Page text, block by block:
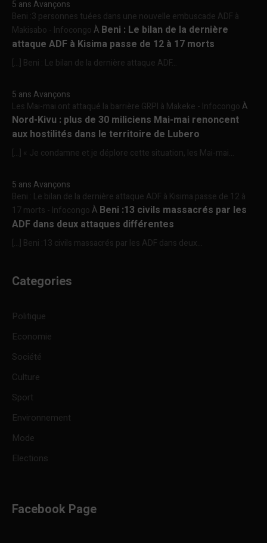
5 ans Avançons
Beni :3 personnes tuées dans une nouvelle embuscade ADF à
Makisabo - InfocongoÀ Beni : Le bilan de la dernière
attaque ADF à Kisima passe de 12 à 17 morts
[…] Beni : Le bilan de la dernière attaque ADF...
5 ans Avançons
Les Mai-mai ont attaqué la barrière GRPI à Makeke - InfocongoÀ
Nord-Kivu : plus de 30 miliciens Mai-mai renoncent
aux hostilités dans le territoire de Lubero
[…] « Je condamne et je déplore cette situation, les Mai-mai...
5 ans Avançons
Beni : Le bilan de la dernière attaque ADF à Kisima passe de 12 à
17 morts - InfocongoÀ Beni :13 civils massacrés par les
ADF dans deux attaques différentes
[…] Beni :13 civils massacrés par les ADF dans deux...
Categories
Politique
Economie
Société
Culture
Sport
Environnement
Mode
Elections
Facebook Page